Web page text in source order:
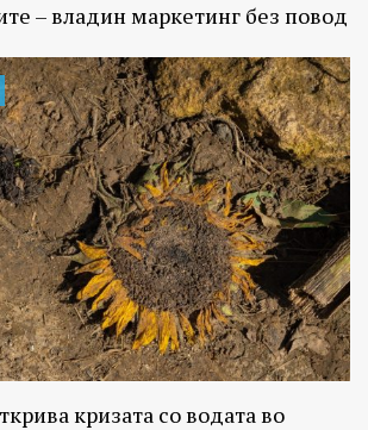
– владин маркетинг без повод
кризата со водата во